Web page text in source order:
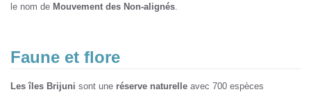
le nom de Mouvement des Non-alignés
Faune et flore
Les îles Brijuni sont une réserve naturelle avec 700 espèces